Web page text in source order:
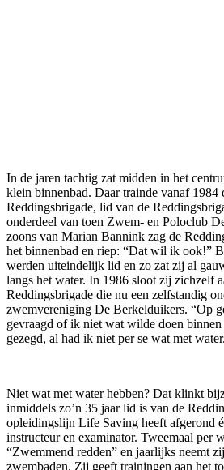
In de jaren tachtig zat midden in het
klein binnenbad. Daar trainde vanaf 1984
Reddingsbrigade, lid van de
onderdeel van toen Zwem- en Poloclub
zoons van Marian Bannink zag de
het binnenbad en riep: “Dat wil ik ook!”
werden uiteindelijk lid en zo zat zij al
langs het water. In 1986 sloot zij zichzelf
Reddingsbrigade die nu een zelfstandig
zwemvereniging De Berkelduikers. “Op
gevraagd of ik niet wat wilde doen
gezegd, al had ik niet per se wat met
Niet wat met water hebben? Dat klinkt
inmiddels zo’n 35 jaar lid is van de
opleidingslijn Life Saving heeft afgerond
instructeur en examinator. Tweemaal per
“Zwemmend redden” en jaarlijks neemt
zwembaden. Zij geeft trainingen aan het